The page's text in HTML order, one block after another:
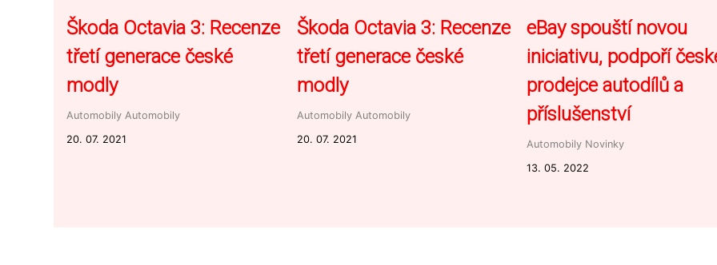
Škoda Octavia 3: Recenze
třetí generace české
modly
Automobily Automobily
20. 07. 2021
Škoda Octavia 3: Recenze
třetí generace české
modly
Automobily Automobily
20. 07. 2021
eBay spouští novou
iniciativu, podpoří
prodejce autodílů a
příslušenství
Automobily Novinky
13. 05. 2022